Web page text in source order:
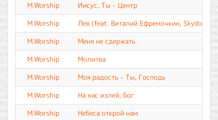
M.Worship
Иисус, Ты - Центр
M.Worship
Лев (feat. Виталий Ефремочкин, Skydoor
M.Worship
Меня не сдержать
M.Worship
Молитва
M.Worship
Моя радость - Ты, Господь
M.Worship
На нас излей, Бог
M.Worship
Небеса открой нам